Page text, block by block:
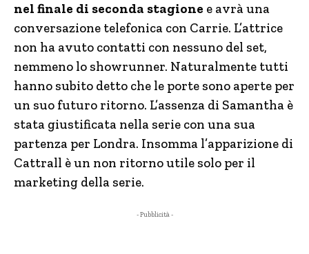
nel finale di seconda stagione e avrà una
conversazione telefonica con Carrie. L’attrice
non ha avuto contatti con nessuno del set,
nemmeno lo showrunner. Naturalmente tutti
hanno subito detto che le porte sono aperte per
un suo futuro ritorno. L’assenza di Samantha è
stata giustificata nella serie con una sua
partenza per Londra. Insomma l’apparizione di
Cattrall è un non ritorno utile solo per il
marketing della serie.
- Pubblicità -